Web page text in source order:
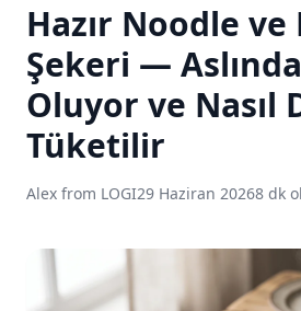
Hazır Noodle ve
Şekeri —
Oluyor ve Nasıl
Tüketilir
Alex from LOGI29 Haziran 20268 dk